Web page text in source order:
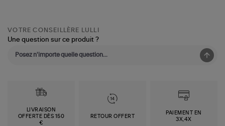
VOTRE CONSEILLÈRE LULLI
Une question sur ce produit ?
LIVRAISON
OFFERTE DÈS 150
€
RETOUR OFFERT
PAIEMENT EN
3X,4X